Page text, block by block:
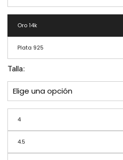
Oro 14k
Plata 925
Talla
4
4.5
navegador para